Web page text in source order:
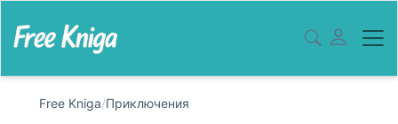
Free Kniga/Приключения